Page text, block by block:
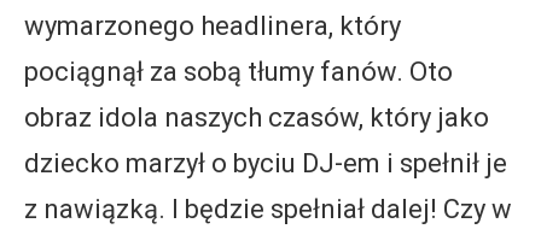
wymarzonego headlinera, który
pociągnął za sobą tłumy fanów. Oto
obraz idola naszych czasów, który jako
dziecko marzył o byciu DJ-em i spełnił je
z nawiązką. I będzie spełniał dalej! Czy w